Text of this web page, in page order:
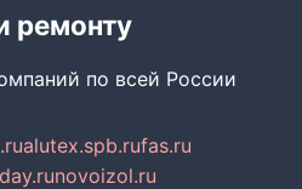
ремонту
по всей России
alutex.spb.rufas.ru
novoizol.ru